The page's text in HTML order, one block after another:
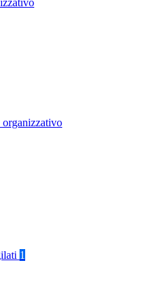
organizzativo
1